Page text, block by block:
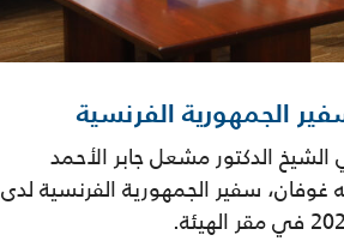
الجمهورية الفرنسية
الشيخ الدكتور مشعل جابر الأحمد
غوفان، سفير الجمهورية الفرنسية لدى